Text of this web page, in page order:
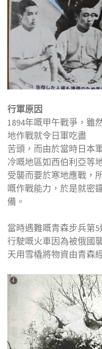
行軍原因
1894年嘅甲午戰爭，雖
地作戰就令日軍吃盡
苦頭，而由於當時日本
冷嘅地區如西伯利亞等
受襲而要於寒地應戰，
嘅作戰能力，於是就密
備。
當時遇難嘅青森步兵第
行駛嘅火車因為被俄國
天用雪橇將物資由青森